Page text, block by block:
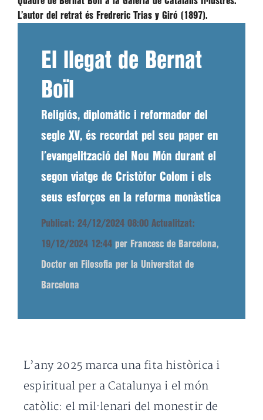
L’autor del retrat és Fredreric Trias y Giró (1897).
El llegat de Bernat
Boïl
Religiós, diplomàtic i reformador del
segle XV, és recordat pel seu paper en
l’evangelització del Nou Món durant el
segon viatge de Cristòfor Colom i els
seus esforços en la reforma monàstica
Publicat: 24/12/2024 08:00 Actualitzat:
19/12/2024 12:44 per Francesc de Barcelona,
Doctor en Filosofia per la Universitat de
Barcelona
L’any 2025 marca una fita històrica i
espiritual per a Catalunya i el món
catòlic: el mil·lenari del monestir de